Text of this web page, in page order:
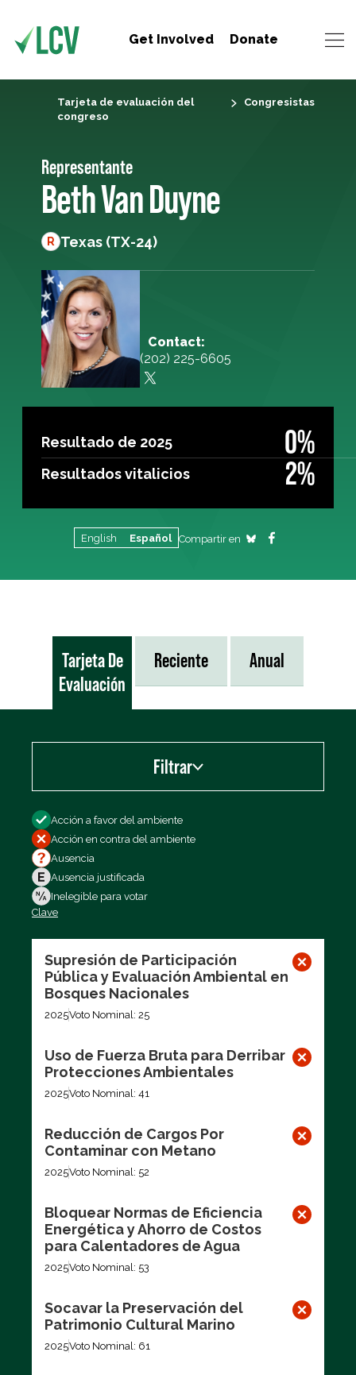
Get Involved Donate
Tarjeta de evaluación del
congreso
Congresistas
Representante
Beth Van Duyne
R Texas (TX-24)
Contact:
(202) 225-6605
Resultado de 2025 0%
Resultados vitalicios 2%
English Español Compartir en
Tarjeta De
Evaluación
Reciente Anual
Filtrar
Filtrar por
Acción a favor del ambiente
Acción en contra del ambiente
Ausencia
Ausencia justificada
Inelegible para votar
Clave
Supresión de Participación
Pública y Evaluación Ambiental en
Bosques Nacionales
2025Voto Nominal: 25
Uso de Fuerza Bruta para Derribar
Protecciones Ambientales
2025Voto Nominal: 41
Reducción de Cargos Por
Contaminar con Metano
2025Voto Nominal: 52
Bloquear Normas de Eficiencia
Energética y Ahorro de Costos
para Calentadores de Agua
2025Voto Nominal: 53
Socavar la Preservación del
Patrimonio Cultural Marino
2025Voto Nominal: 61